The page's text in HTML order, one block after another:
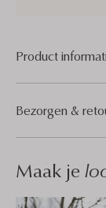
Product
Bezorgen &
Maak je